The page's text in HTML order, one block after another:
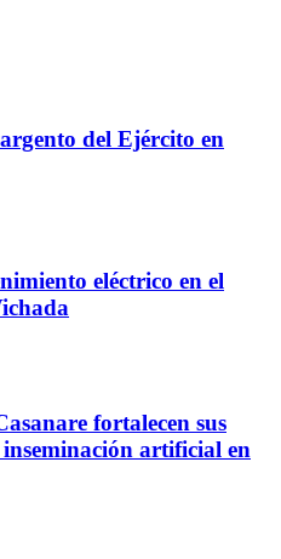
del Ejército en
eléctrico en el
fortalecen sus
inseminación artificial en